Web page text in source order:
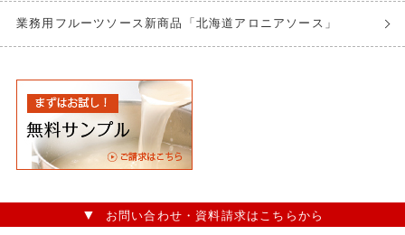
業務用フルーツソース新商品「北海道アロニアソース」
お問い合わせ・資料請求はこちらから